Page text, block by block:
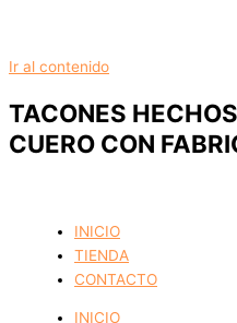
Ir al contenido
TACONES
CUERO CON
INICIO
TIENDA
CONTACTO
INICIO